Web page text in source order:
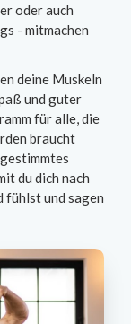
oder auch
- mitmachen
deine Muskeln
und guter
für alle, die
braucht
du dich nach
fühlst und sagen